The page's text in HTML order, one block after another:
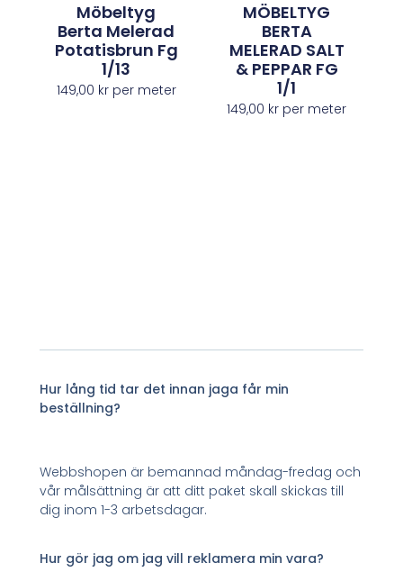
Möbeltyg
Berta Melerad
Potatisbrun Fg
1/13
149,00 krper meter
MÖBELTYG
BERTA
MELERAD SALT
& PEPPAR FG
1/1
149,00 kr per meter
Hur lång tid tar det innan jaga får min
beställning?
Webbshopen är bemannad måndag-fredag och
vår målsättning är att ditt paket skall skickas till
dig inom 1-3 arbetsdagar.
Hur gör jag om jag vill reklamera min vara?